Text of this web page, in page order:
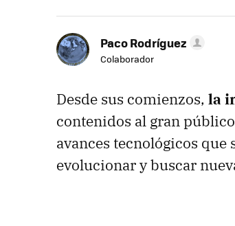
Paco Rodríguez
Colaborador
Desde sus comienzos, la
contenidos al gran
avances tecnológicos
evolucionar y buscar